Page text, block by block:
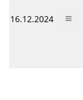
16.12.2024